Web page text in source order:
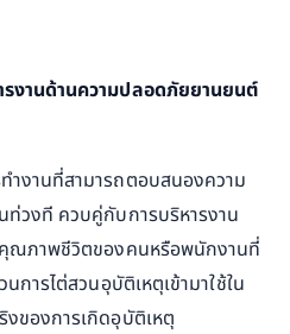
งานด้านความปลอดภัยยานยนต์
ำงานที่สามารถตอบสนองความ
วงที ควบคู่กับการบริหารงาน
ณภาพชีวิตของคนหรือพนักงานที่
การไต่สวนอุบัติเหตุเข้ามาใช้ใน
ของการเกิดอุบัติเหตุ